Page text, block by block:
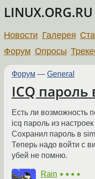
LINUX.ORG.RU
Новости Галерея
Форум Опросы
Форум — General
ICQ пароль
Есть ли возможность
icq пароль из
Сохранил пароль в
Теперь надо войти с
убей не помню.
Rain ★★★★